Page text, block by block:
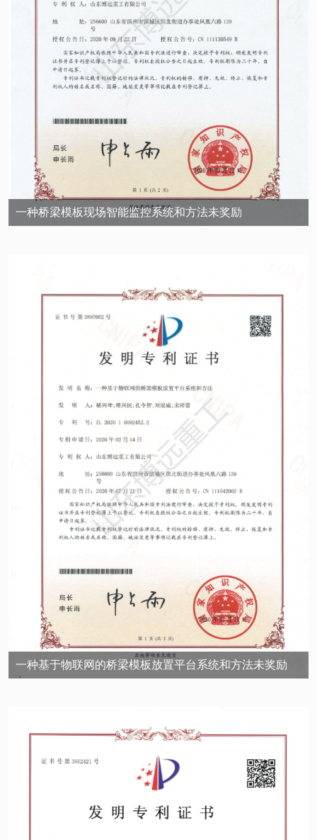
一种桥梁模板现场智能监控系统和方法未奖励
一种基于物联网的桥梁模板放置平台系统和方法未奖励